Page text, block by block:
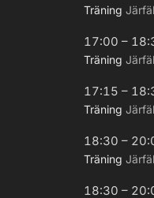
Träning
17:00 –
Träning
17:15 –
Träning
18:30 –
Träning
18:30 –